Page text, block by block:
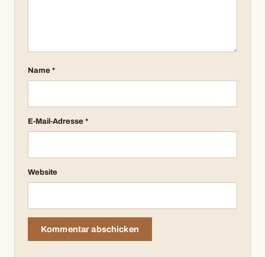
Name *
E-Mail-Adresse *
Website